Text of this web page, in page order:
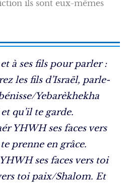
ils sont eux-mêmes
à ses fils pour parler :
les fils d’Israël, parle-
Yebarèkhekha
qu’il te garde.
YHWH ses faces vers
prenne en grâce.
ses faces vers toi
toi paix/Shalom. Et